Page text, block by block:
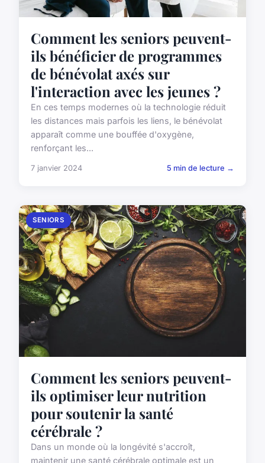
Comment les seniors peuvent-
ils bénéficier de programmes
de bénévolat axés sur
l'interaction avec les jeunes ?
En ces temps modernes où la technologie réduit
les distances mais parfois les liens, le bénévolat
apparaît comme une bouffée d'oxygène,
renforçant les...
7 janvier 2024 5 min de lecture →
SENIORS
Comment les seniors peuvent-
ils optimiser leur nutrition
pour soutenir la santé
cérébrale ?
Dans un monde où la longévité s'accroît,
maintenir une santé cérébrale optimale est un